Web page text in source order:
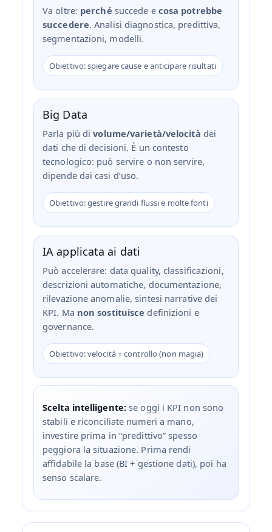
Va oltre: perché succede e cosa potrebbe
succedere. Analisi diagnostica, predittiva,
segmentazioni, modelli.
Obiettivo: spiegare cause e anticipare risultati
Big Data
Parla più divolume/varietà/velocità dei
dati che di decisioni. È un contesto
tecnologico: può servire o non servire,
dipende dai casi d’uso.
Obiettivo: gestire grandi flussi e molte fonti
IA applicata ai dati
Può accelerare: data quality, classificazioni,
descrizioni automatiche, documentazione,
rilevazione anomalie, sintesi narrative dei
KPI. Ma non sostituisce definizioni e
governance.
Obiettivo: velocità + controllo (non magia)
Scelta intelligente: se oggi i KPI non sono
stabili e riconciliate numeri a mano,
investire prima in “predittivo” spesso
peggiora la situazione. Prima rendi
affidabile la base (BI + gestione dati), poi ha
senso scalare.